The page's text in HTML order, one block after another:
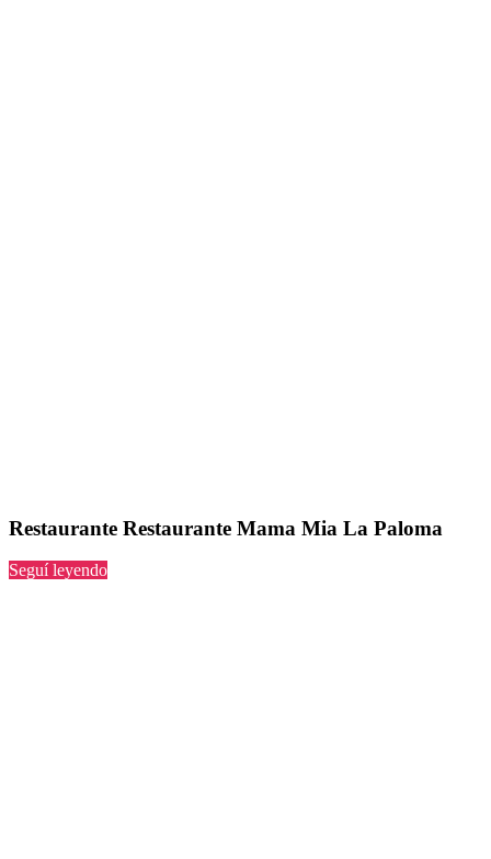
Restaurante Restaurante Mama Mia La Paloma
Seguí leyendo“Restaurante